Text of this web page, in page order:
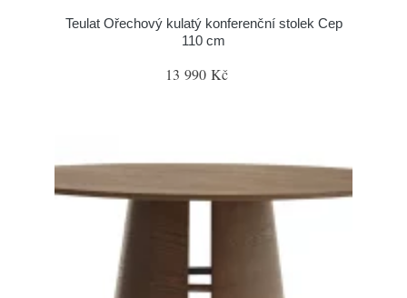
Teulat Ořechový kulatý konferenční stolek Cep
110 cm
13 990 Kč